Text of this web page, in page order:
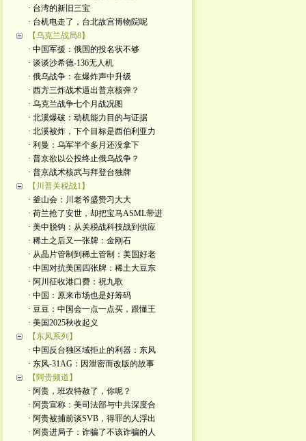
· 台湾的新旧三宝
· 台机电走了，台北故宫博物院呢
【乌克兰战局8】
· 中国军援：俄国的投名状不够
· 谈谈沙希德-136无人机
· 俄乌战争：在爆炸声中升级
· 西方三炸战术逼出普京核弹？
· 乌克兰战争七个月战况图
· 北溪爆破：动机能力目的与证据
· 北溪被炸，下个目标是西伯利亚力
· 利曼：乌军半个多月还没拿下
· 普京欲以公投终止俄乌战争？
· 普京战术核武与拜登台独牌
【川普关税战1】
· 釜山会：川老爷盛赞习大大
· 荷兰抢了安世，却把宝马ASML带进
· 美中脱钩：从关税战科技战到供应
· 稀土之后又一张牌：金刚石
· 从晶片管制到稀土管制：美国好老
· 中国对抗美国四张牌：稀土大豆东
· 阿川征收港口费：祝九歌
· 中国：原来市场也是好筹码
· 豆豆：中国会一点一点买，跟懂王
· 美国2025秋收起义
【东风系列】
· 中国反台独区域拒止的利器：东风
· 东风-31AG：因泄密而改版的故事
【阿贵频道】
· 阿贵，班农特赦了，你呢？
· 阿贵宣称：美司法部与中共深度合
· 阿贵被捕前谈SVB，得罪的人浮出
· 阿贵进局子：诈骗了不该诈骗的人